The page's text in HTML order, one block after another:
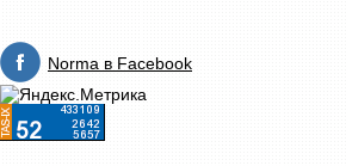
Norma в Facebook